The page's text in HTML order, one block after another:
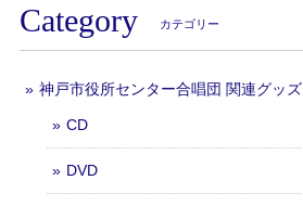
Category カテゴリー
神戸市役所センター合唱団 関連グッズ
CD
DVD